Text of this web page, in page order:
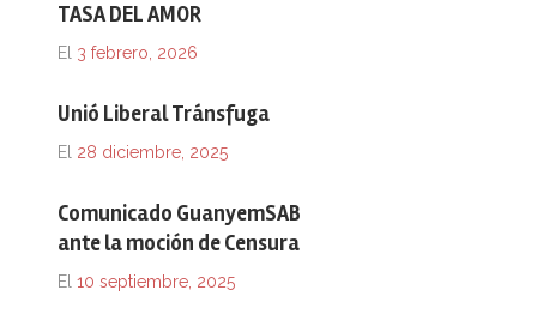
TASA DEL AMOR
El 3 febrero, 2026
Unió Liberal Tránsfuga
El 28 diciembre, 2025
Comunicado GuanyemSAB
ante la moción de Censura
El 10 septiembre, 2025